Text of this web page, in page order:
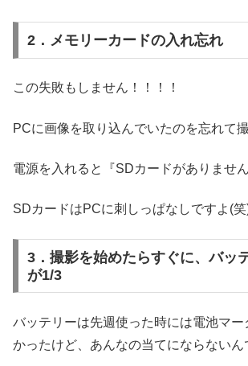
2．メモリーカードの入れ忘れ
この失敗もしません！！！！
PCに画像を取り込んでいたのを忘れて
電源を入れると『SDカードがありませ
SDカードはPCに刺しっぱなしですよ(
3．撮影を始めたらすぐに、バッ
が1/3
バッテリーは先週使った時には電池マー
かったけど、あんなの当てにならないん